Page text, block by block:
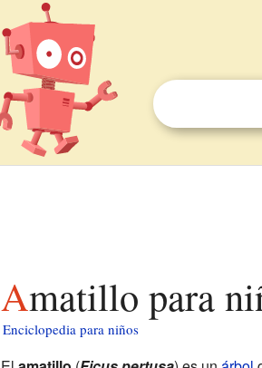
Amatillo para
Enciclopedia para niños